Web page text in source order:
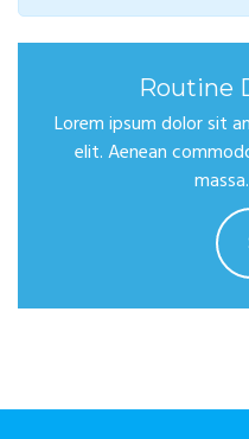
Routine
Lorem ipsum dolor sit
elit. Aenean